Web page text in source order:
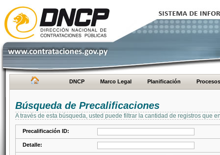
DNCP Marco Legal Planificación Procesos
Búsqueda de Precalificaciones
A través de esta búsqueda, usted puede filtrar la cantidad de registros que
Precalificación ID:
Detalle: